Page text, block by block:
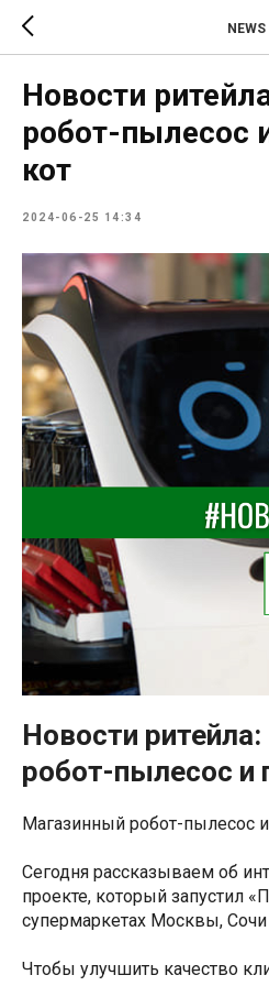
NEWS
Новости
робот-пылесос
кот
2024-06-25 14:34
Новости
робот-пылесос и
Магазинный робот-пылесос
Сегодня рассказываем об
проекте, который запустил
супермаркетах Москвы, Сочи
Чтобы улучшить качество